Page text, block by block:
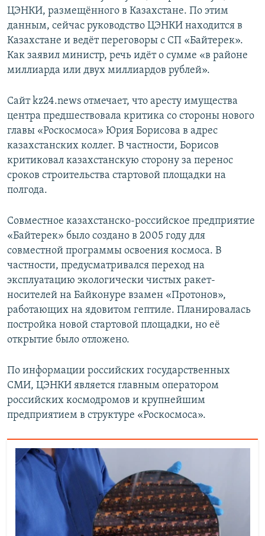
ЦЭНКИ, размещённого в Казахстане. По этим
данным, сейчас руководство ЦЭНКИ находится в
Казахстане и ведёт переговоры с СП «Байтерек».
Как заявил министр, речь идёт о сумме «в районе
миллиарда или двух миллиардов рублей».
Сайт kz24.news отмечает, что аресту имущества
центра предшествовала критика со стороны нового
главы «Роскосмоса» Юрия Борисова в адрес
казахстанских коллег. В частности, Борисов
критиковал казахстанскую сторону за перенос
сроков строительства стартовой площадки на
полгода.
Совместное казахстанско-российское предприятие
«Байтерек» было создано в 2005 году для
совместной программы освоения космоса. В
частности, предусматривался переход на
эксплуатацию экологически чистых ракет-
носителей на Байконуре взамен «Протонов»,
работающих на ядовитом гептиле. Планировалась
постройка новой стартовой площадки, но её
открытие было отложено.
По информации российских государственных
СМИ, ЦЭНКИ является главным оператором
российских космодромов и крупнейшим
предприятием в структуре «Роскосмоса».